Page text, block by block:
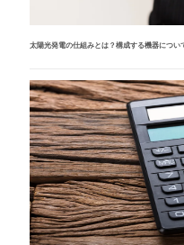
太陽光発電の仕組みとは？構成する機器につい